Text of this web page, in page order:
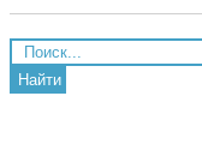
Найти